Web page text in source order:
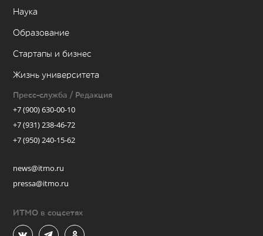
Наука
Образование
Стартапы и бизнес
Жизнь университета
Пресс-служба / Редакция
+7 (900) 630-00-10
+7 (931) 238-46-72
+7 (950) 240-15-62
news@itmo.ru
pressa@itmo.ru
ИТМО в соцсетях